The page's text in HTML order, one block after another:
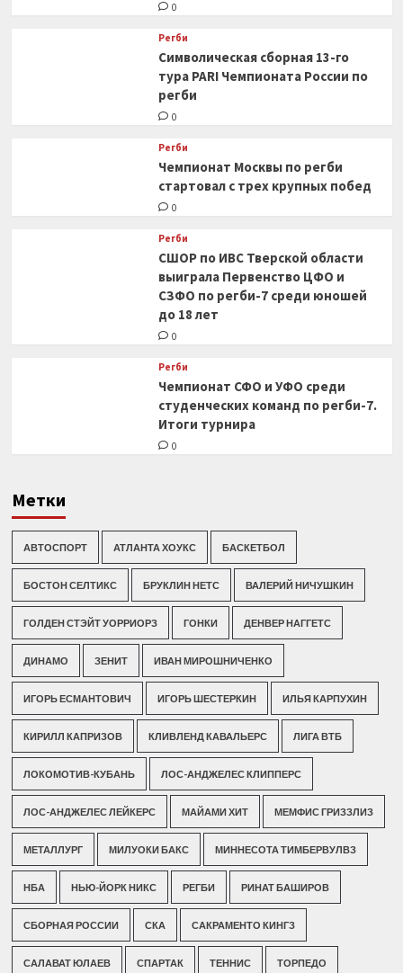
0
Регби
Символическая сборная 13-го
тура PARI Чемпионата России по
регби
0
Регби
Чемпионат Москвы по регби
стартовал с трех крупных побед
0
Регби
СШОР по ИВС Тверской области
выиграла Первенство ЦФО и
СЗФО по регби-7 среди юношей
до 18 лет
0
Регби
Чемпионат СФО и УФО среди
студенческих команд по регби-7.
Итоги турнира
0
Метки
АВТОСПОРТ АТЛАНТА ХОУКС БАСКЕТБОЛ
БОСТОН СЕЛТИКС БРУКЛИН НЕТС ВАЛЕРИЙ НИЧУШКИН
ГОЛДЕН СТЭЙТ УОРРИОРЗ ГОНКИ ДЕНВЕР НАГГЕТС
ДИНАМО ЗЕНИТ ИВАН МИРОШНИЧЕНКО
ИГОРЬ ЕСМАНТОВИЧ ИГОРЬ ШЕСТЕРКИН ИЛЬЯ КАРПУХИН
КИРИЛЛ КАПРИЗОВ КЛИВЛЕНД КАВАЛЬЕРС ЛИГА ВТБ
ЛОКОМОТИВ-КУБАНЬ ЛОС-АНДЖЕЛЕС КЛИППЕРС
ЛОС-АНДЖЕЛЕС ЛЕЙКЕРС МАЙАМИ ХИТ МЕМФИС ГРИЗЗЛИЗ
МЕТАЛЛУРГ МИЛУОКИ БАКС МИННЕСОТА ТИМБЕРВУЛВЗ
НБА НЬЮ-ЙОРК НИКС РЕГБИ РИНАТ БАШИРОВ
СБОРНАЯ РОССИИ СКА САКРАМЕНТО КИНГЗ
САЛАВАТ ЮЛАЕВ СПАРТАК ТЕННИС ТОРПЕДО